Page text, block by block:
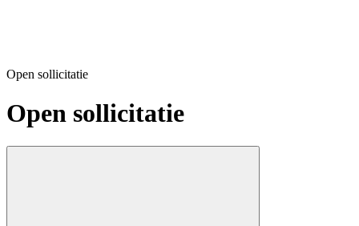
Open sollicitatie
Open sollicitatie